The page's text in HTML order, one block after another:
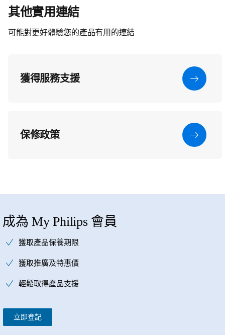
其他實用連結
可能對更好體驗您的產品有用的連結
獲得服務支援
保修政策
成為 My Philips 會員
獲取產品保養期限
獲取推廣及特惠價
輕鬆取得產品支援
立即登記